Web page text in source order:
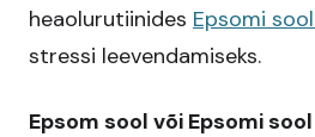
heaolurutiinides Epsomi
stressi leevendamiseks.
Epsom sool või Epsomi sool